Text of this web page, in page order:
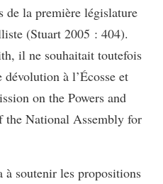
de la première législature
(Stuart 2005 : 404).
il ne souhaitait toutefois
à l’Écosse et
on the Powers and
the National Assembly for
soutenir les propositions